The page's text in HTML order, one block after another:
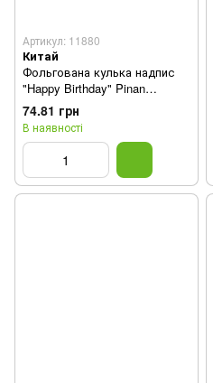
Артикул: 11880
Китай
Фольгована кулька надпис
"Happy Birthday" Pinan
рожеве золото 16" (40см)
1шт.
74.81 грн
В наявності